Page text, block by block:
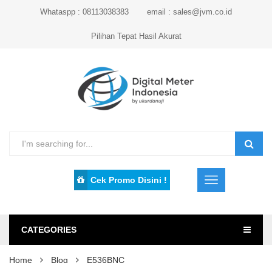
Whataspp : 08113038383 email : sales@jvm.co.id
Pilihan Tepat Hasil Akurat
Cek Promo Disini !
CATEGORIES
Home Blog E536BNC